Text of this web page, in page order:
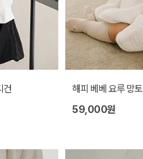
건 해피 베베 요루 망토
59,000원